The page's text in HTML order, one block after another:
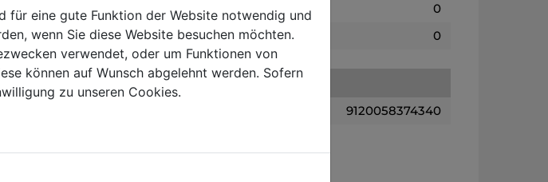
0
0
9120058374340
für eine gute Funktion der Website notwendig und
wenn Sie diese Website besuchen möchten.
verwendet, oder um Funktionen von
können auf Wunsch abgelehnt werden. Sofern
zu unseren Cookies.